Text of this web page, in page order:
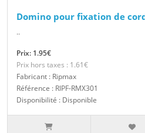
Domino pour fixation de
..
Prix: 1.95€
Prix hors taxes : 1.61€
Fabricant : Ripmax
Référence : RIPF-RMX301
Disponibilité : Disponible